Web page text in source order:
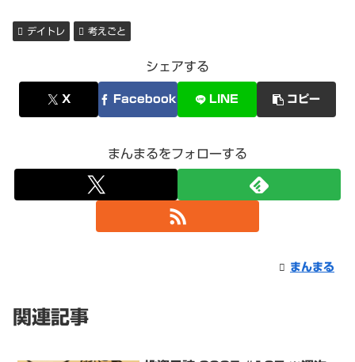
デイトレ 考えごと
シェアする
X Facebook LINE コピー
まんまるをフォローする
まんまる
関連記事